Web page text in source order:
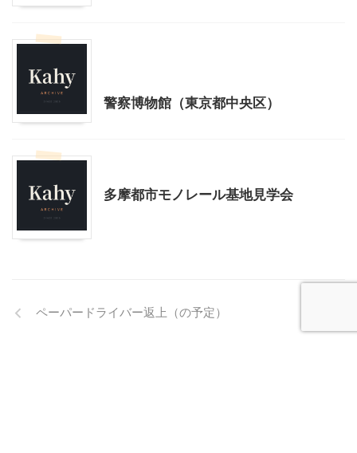
警察博物館（東京都中央区）
多摩都市モノレール基地見学会
ペーパードライバー返上（の予定）